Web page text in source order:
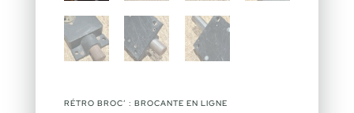
RÉTRO BROC’ : BROCANTE EN LIGNE